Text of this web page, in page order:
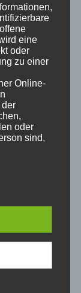
Kinos,
das
ein eigens
in vielen
eine
oder
zu einer
Online-
oder
sind,
die